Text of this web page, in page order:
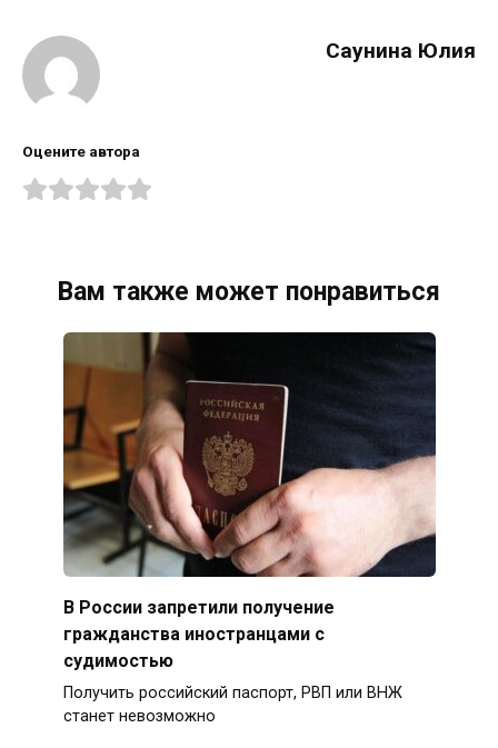
Саунина Юлия
Оцените автора
Вам также может понравиться
В России запретили получение
гражданства иностранцами с
судимостью
Получить российский паспорт, РВП или ВНЖ
станет невозможно